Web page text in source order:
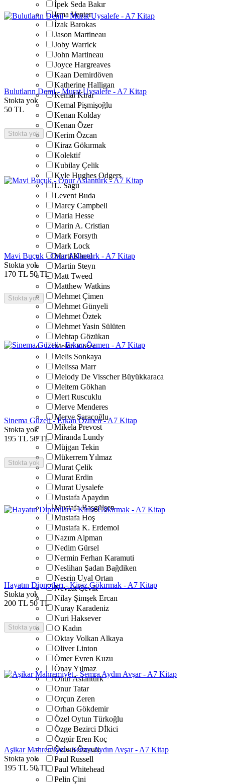
İpek Seda Bakır
Irma Venter
İzak Barokas
Jason Martineau
Joby Warrick
John Martineau
Joyce Hargreaves
Kaan Demirdöven
Katherine Halligan
Kemal Kırar
Kemal Pişmişoğlu
Kenan Kolday
Kenan Özer
Kerim Özcan
Kiraz Gökırmak
Kolektif
Kubilay Çelik
Kyle Hughes Odgers
L. Sagu
Levent Buda
Marcy Campbell
Maria Hesse
Marin A. Cristian
Mark Forsyth
Mark Lock
Marti Kheel
Martin Steyn
Matt Tweed
Matthew Watkins
Mehmet Çimen
Mehmet Günyeli
Mehmet Öztek
Mehmet Yasin Sülüten
Mehtap Gözükan
Melda Köser
Melis Sonkaya
Melissa Marr
Melody De Visscher Büyükkaraca
Meltem Gökhan
Mert Ruscuklu
Merve Menderes
Merve Saraçoğlu
Mikela Prevost
Miranda Lundy
Müjgan Tekin
Mükerrem Yılmaz
Murat Çelik
Murat Erdin
Murat Uysalefe
Mustafa Apaydın
Mustafa Başgülşen
Mustafa Hoş
Mustafa K. Erdemol
Nazım Alpman
Nedim Gürsel
Nermin Ferhan Karamuti
Neslihan Şadan Bağdiken
Nesrin Uyal Ortan
Nevzat Çevik
Nilay Şimşek Ercan
Nuray Karadeniz
Nuri Haksever
O Kadın
Oktay Volkan Alkaya
Oliver Linton
Ömer Evren Kuzu
Önay Yılmaz
Onur Aslantürk
Onur Tatar
Orçun Zeren
Orhan Gökdemir
Özel Oytun Türkoğlu
Özge Bezirci Dİkici
Özgür Eren Koç
Özlem Özyurt
Paul Russell
Paul Whitehead
Pelin Çini
Bulutların Demi - Murat Uysalefe - A7 Kitap
Stokta yok
50 TL
Stokta yok
Mavi Buçuk - Onur Aslantürk - A7 Kitap
Stokta yok
170 TL 50 TL
Stokta yok
Sinema Güzeli - Erkan Özmen - A7 Kitap
Stokta yok
195 TL 50 TL
Stokta yok
Hayatın Dipnotları - Kiraz Gökırmak - A7 Kitap
Stokta yok
200 TL 50 TL
Stokta yok
Aşikar Mahremiyet - Semra Aydın Avşar - A7 Kitap
Stokta yok
195 TL 50 TL